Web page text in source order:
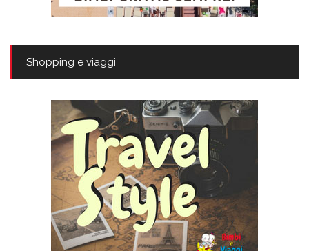
Shopping e viaggi